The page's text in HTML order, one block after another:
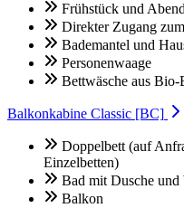
Frühstück und
Direkter Zugang
Bademantel und
Personenwaage
Bettwäsche aus
Balkonkabine Classic [BC]
Doppelbett (auf
Einzelbetten)
Bad mit Dusche und
Balkon